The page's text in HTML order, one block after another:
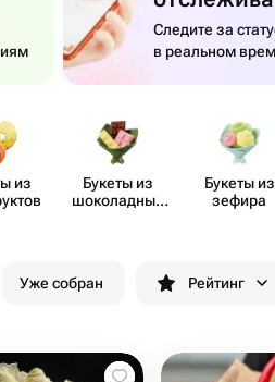
Следите за
в реальном
из
Букеты из
шоко​ладных
Букеты из
зефира
Уже собран Рейтинг